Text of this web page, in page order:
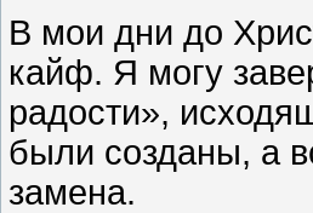
В мои дни до
кайф. Я могу
радости»,
были созданы, а
замена.